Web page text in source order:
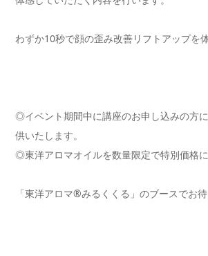
わずか10秒で顔の歪み改善リフトアップを
◎イベント期間中に講座のお申し込みの方
供いたします。
◎東洋アロマオイルを数量限定で特別価格に
「東洋アロマ®みるくくる」のブースでお待